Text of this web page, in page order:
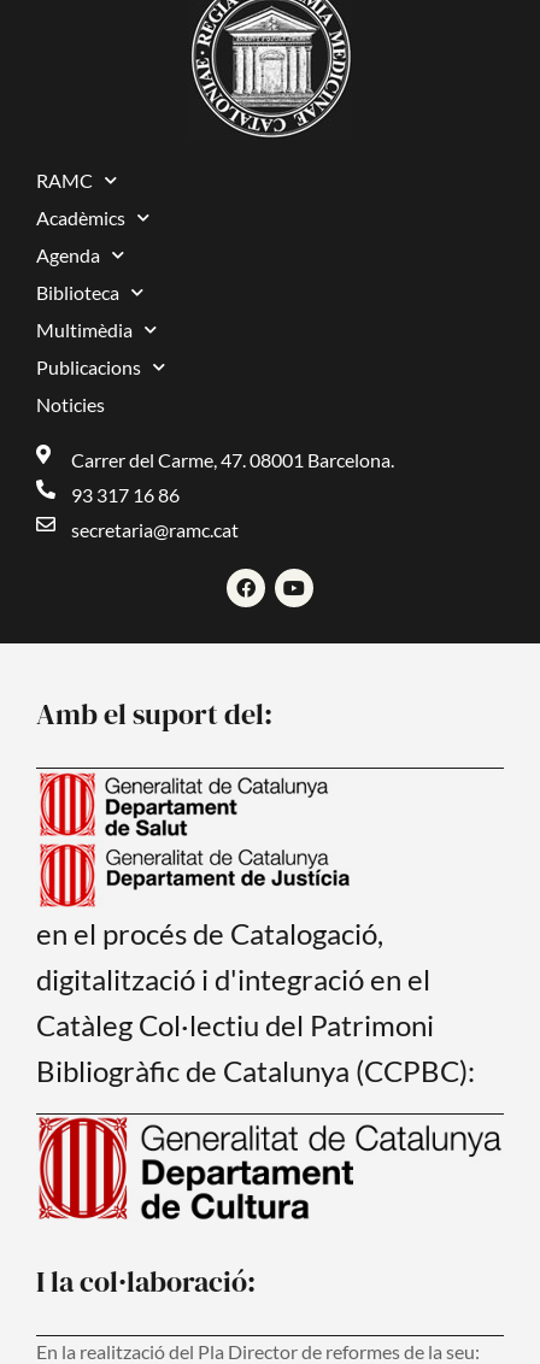
RAMC
Acadèmics
Agenda
Biblioteca
Multimèdia
Publicacions
Noticies
Carrer del Carme, 47. 08001 Barcelona.
93 317 16 86
secretaria@ramc.cat
F
a
c
k
Y
o
u
Amb el suport del:
en el procés de Catalogació,
digitalització i d'integració en el
Catàleg Col·lectiu del Patrimoni
Bibliogràfic de Catalunya (CCPBC):
I la col·laboració:
En la realització del Pla Director de reformes de la seu: